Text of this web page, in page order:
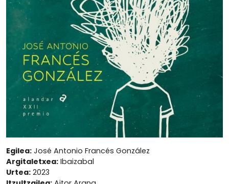
Egilea: José Antonio Francés González
Argitaletxea: Ibaizabal
Urtea: 2023